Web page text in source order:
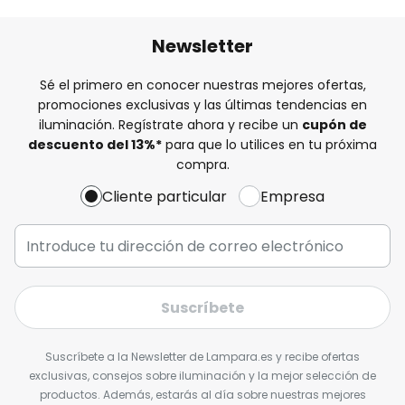
Newsletter
Sé el primero en conocer nuestras mejores ofertas,
promociones exclusivas y las últimas tendencias en
iluminación. Regístrate ahora y recibe un cupón de
descuento del13%* para que lo utilices en tu próxima
compra.
Cliente particular Empresa
Suscríbete
Suscríbete a la Newsletter de Lampara.es y recibe ofertas
exclusivas, consejos sobre iluminación y la mejor selección de
productos. Además, estarás al día sobre nuestras mejores